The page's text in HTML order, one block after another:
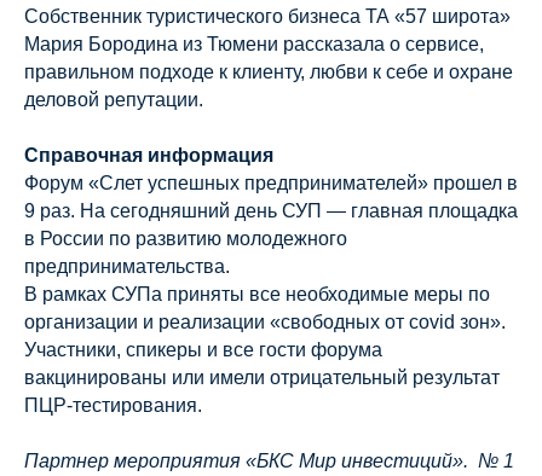
Собственник туристического бизнеса ТА «57 широта»
Мария Бородина из Тюмени рассказала о сервисе,
правильном подходе к клиенту, любви к себе и охране
деловой репутации.
Справочная информация
Форум «Слет успешных предпринимателей» прошел в
9 раз. На сегодняшний день СУП — главная площадка
в России по развитию молодежного
предпринимательства.
В рамках СУПа приняты все необходимые меры по
организации и реализации «свободных от covid зон».
Участники, спикеры и все гости форума
вакцинированы или имели отрицательный результат
ПЦР-тестирования.
Партнер мероприятия «БКС Мир инвестиций». № 1